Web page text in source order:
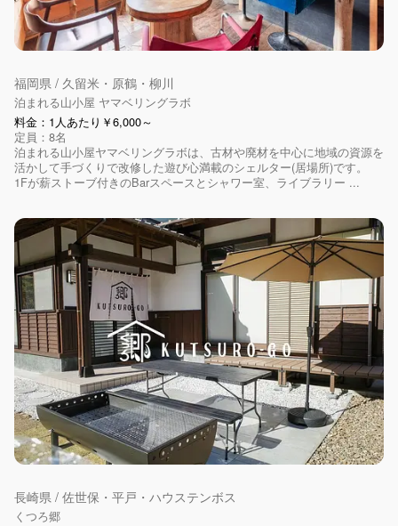
福岡県 / 久留米・原鶴・柳川
泊まれる山小屋 ヤマベリングラボ
料金：1人あたり￥6,000～
定員：8名
泊まれる山小屋ヤマベリングラボは、古材や廃材を中心に地域の資源を
活かして手づくりで改修した遊び心満載のシェルター(居場所)です。
1Fが薪ストーブ付きのBarスペースとシャワー室、ライブラリー ...
長崎県 / 佐世保・平戸・ハウステンボス
くつろ郷